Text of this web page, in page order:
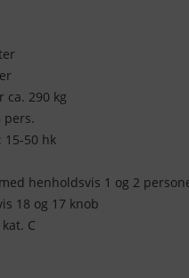
290 kg
pers.
50 hk
henholdsvis 1 og 2
18 og 17 knob
C